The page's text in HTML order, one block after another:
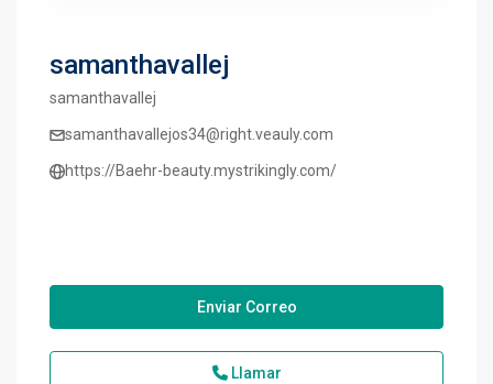
samanthavallej
samanthavallej
samanthavallejos34@right.veauly.com
https://Baehr-beauty.mystrikingly.com/
Enviar Correo
Llamar